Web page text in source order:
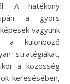
A hatékony
a gyors
vagyunk
a különböző
stratégiákat,
a közösség
keresésében,